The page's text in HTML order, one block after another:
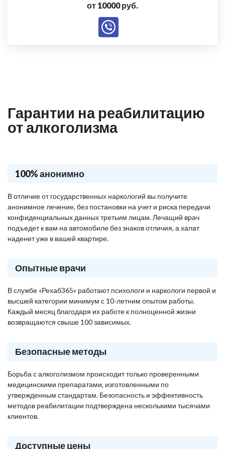
от 10000 руб.
Гарантии на реабилитацию
от алкоголизма
100% анонимно
В отличие от государственных наркологий вы получите
анонимное лечение, без постановки на учет и риска передачи
конфиденциальных данных третьим лицам. Лечащий врач
подъедет к вам на автомобиле без знаков отличия, а халат
наденет уже в вашей квартире.
Опытные врачи
В службе «Рехаб365» работают психологи и наркологи первой и
высшей категории минимум с 10-летним опытом работы.
Каждый месяц благодаря их работе к полноценной жизни
возвращаются свыше 100 зависимых.
Безопасные методы
Борьба с алкоголизмом происходит только проверенными
медицинскими препаратами, изготовленными по
утвержденным стандартам. Безопасность и эффективность
методов реабилитации подтверждена несколькими тысячами
клиентов.
Доступные цены